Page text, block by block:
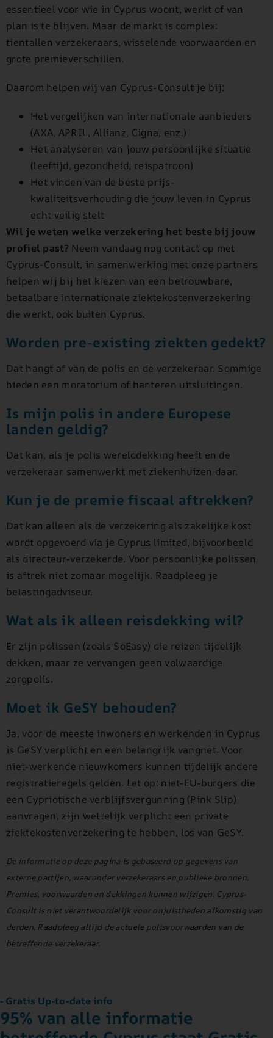
essentieel voor wie in Cyprus woont, werkt of van
plan is te blijven. Maar de markt is complex:
tientallen verzekeraars, wisselende voorwaarden en
grote premieverschillen.
Daarom helpen wij van Cyprus-Consult je bij:
Het vergelijken van internationale aanbieders
(AXA, APRIL, Allianz, Cigna, enz.)
Het analyseren van jouw persoonlijke situatie
(leeftijd, gezondheid, reispatroon)
Het vinden van de beste prijs-
kwaliteitsverhouding die jouw leven in Cyprus
echt veilig stelt
Wil je weten welke verzekering het beste bij jouw
profiel past? Neem vandaag nog contact op met
Cyprus-Consult, in samenwerking met onze partners
helpen wij bij het kiezen van een betrouwbare,
betaalbare internationale ziektekostenverzekering
die werkt, ook buiten Cyprus.
Worden pre-existing ziekten gedekt?
Dat hangt af van de polis en de verzekeraar. Sommige
bieden een moratorium of hanteren uitsluitingen.
Is mijn polis in andere Europese
landen geldig?
Dat kan, als je polis werelddekking heeft en de
verzekeraar samenwerkt met ziekenhuizen daar.
Kun je de premie fiscaal aftrekken?
Dat kan alleen als de verzekering als zakelijke kost
wordt opgevoerd via je Cyprus limited, bijvoorbeeld
als directeur-verzekerde. Voor persoonlijke polissen
is aftrek niet zomaar mogelijk. Raadpleeg je
belastingadviseur.
Wat als ik alleen reisdekking wil?
Er zijn polissen (zoals SoEasy) die reizen tijdelijk
dekken, maar ze vervangen geen volwaardige
zorgpolis.
Moet ik GeSY behouden?
Ja, voor de meeste inwoners en werkenden in Cyprus
is GeSY verplicht en een belangrijk vangnet. Voor
niet-werkende nieuwkomers kunnen tijdelijk andere
registratieregels gelden. Let op: niet-EU-burgers die
een Cypriotische verblijfsvergunning (Pink Slip)
aanvragen, zijn wettelijk verplicht een private
ziektekostenverzekering te hebben, los van GeSY.
De informatie op deze pagina is gebaseerd op gegevens van
externe partijen, waaronder verzekeraars en publieke bronnen.
Premies, voorwaarden en dekkingen kunnen wijzigen. Cyprus-
Consult is niet verantwoordelijk voor onjuistheden afkomstig van
derden. Raadpleeg altijd de actuele polisvoorwaarden van de
betreffende verzekeraar.
- Gratis Up-to-date info
95% van alle informatie